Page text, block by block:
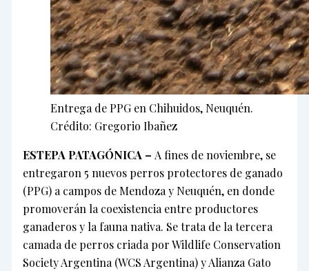
Entrega de PPG en Chihuidos, Neuquén.
Crédito: Gregorio Ibañez
ESTEPA PATAGÓNICA – A fines de noviembre, se
entregaron 5 nuevos perros protectores de ganado
(PPG) a campos de Mendoza y Neuquén, en donde
promoverán la coexistencia entre productores
ganaderos y la fauna nativa. Se trata de la tercera
camada de perros criada por Wildlife Conservation
Society Argentina (WCS Argentina) y Alianza Gato